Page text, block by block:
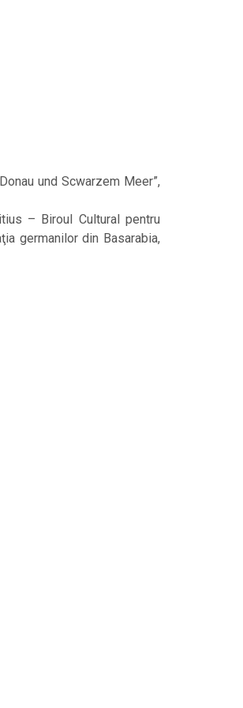
und Scwarzem Meer”,
– Biroul Cultural pentru
germanilor din Basarabia,